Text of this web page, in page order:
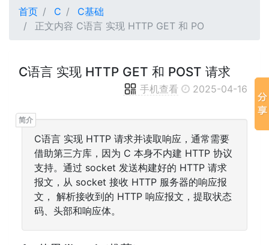
首页 C
C基础
正文内容 C语言 实现 HTTP GET 和 PO
C语言 实现 HTTP GET 和 POST 请求
手机查看 2025-04-16
C语言 实现 HTTP 请求并读取响应，通常需要
借助第三方库，因为 C 本身不内建 HTTP 协议
支持。通过 socket 发送构建好的 HTTP 请求
报文，从 socket 接收 HTTP 服务器的响应报
文， 解析接收到的 HTTP 响应报文，提取状态
码、头部和响应体。